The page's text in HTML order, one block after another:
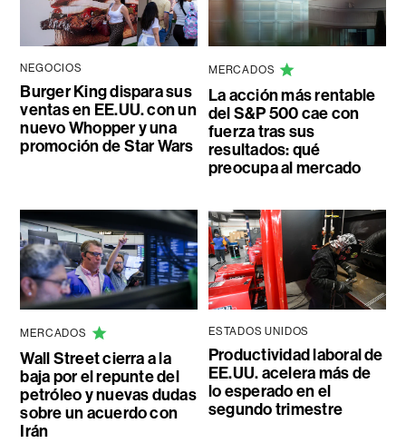
NEGOCIOS
Burger King dispara sus
ventas en EE.UU. con un
nuevo Whopper y una
promoción de Star Wars
MERCADOS
La acción más rentable
del S&P 500 cae con
fuerza tras sus
resultados: qué
preocupa al mercado
MERCADOS
Wall Street cierra a la
baja por el repunte del
petróleo y nuevas dudas
sobre un acuerdo con
Irán
ESTADOS UNIDOS
Productividad laboral de
EE.UU. acelera más de
lo esperado en el
segundo trimestre